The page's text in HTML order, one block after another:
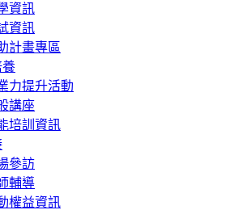
資訊
資訊
計畫專區
養
力提升活動
講座
培訓資訊
參訪
輔導
權益資訊